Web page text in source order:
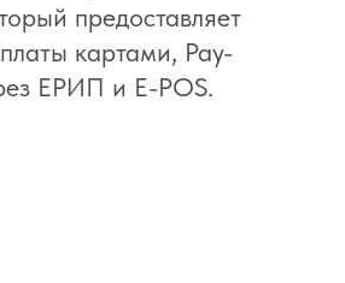
предоставляет
картами, Рау-
ЕРИП и E-POS.